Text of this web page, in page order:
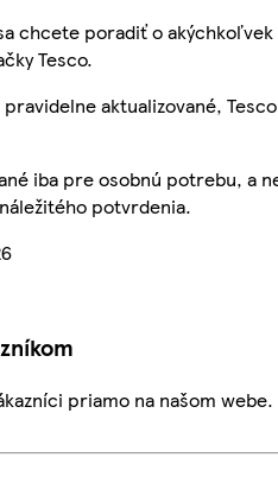
chcete poradiť o
Tesco.
aktualizované,
iba pre osobnú potrebu, a
potvrdenia.
priamo na našom